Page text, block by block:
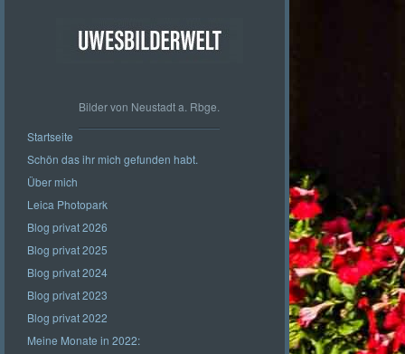
Bilder von Neustadt a. Rbge.
Startseite
Schön das ihr mich gefunden habt.
Über mich
Leica Photopark
Blog privat 2026
Blog privat 2025
Blog privat 2024
Blog privat 2023
Blog privat 2022
Meine Monate in 2022: